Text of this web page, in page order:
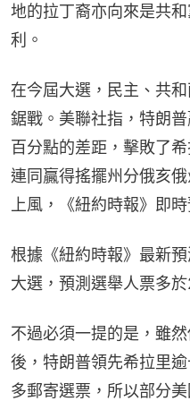
地的拉丁裔亦向來是共
利。
在今屆大選，民主、共
鋸戰。美聯社指，特朗
百分點的差距，擊敗了
連同贏得搖擺州分俄亥
上風，《紐約時報》即
根據《紐約時報》最新
大選，預測選舉人票多於
不過必須一提的是，雖
後，特朗普領先希拉里
多郵寄選票，所以部分